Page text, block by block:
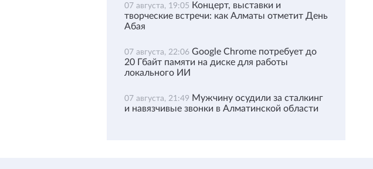
07 августа, 19:05 Концерт, выставки и
творческие встречи: как Алматы отметит День
Абая
07 августа, 22:06 Google Chrome потребует до
20 Гбайт памяти на диске для работы
локального ИИ
07 августа, 21:49 Мужчину осудили за сталкинг
и навязчивые звонки в Алматинской области